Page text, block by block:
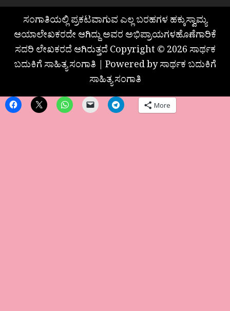
ಸಂಗಾತಿಯಲ್ಲಿ ಪ್ರಕಟವಾಗುವ ಎಲ್ಲ ಬರಹಗಳ ಹಕ್ಕುಸ್ವಾಮ್ಯ
ಆಯಾಲೇಖಕರದೇ ಆಗಿದ್ದು ಅವರ ಅಭಿಪ್ರಾಯಗಳಹೊಣೆಗಾರಿಕೆ
ಸದರಿ ಲೇಖಕರದೆ ಆಗಿರುತ್ತದೆ Copyright © 2026 ಸಾರ್ಥಕ
ಬದುಕಿಗೆ ಸಾಹಿತ್ಯ ಸಂಗಾತಿ | Powered by ಸಾರ್ಥಕ ಬದುಕಿಗೆ
ಸಾಹಿತ್ಯ ಸಂಗಾತಿ
More